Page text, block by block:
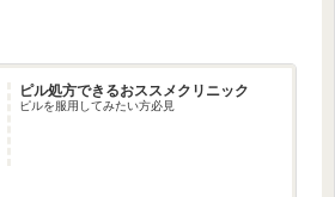
ピル処方できるおススメクリニック
ピルを服用してみたい方必見